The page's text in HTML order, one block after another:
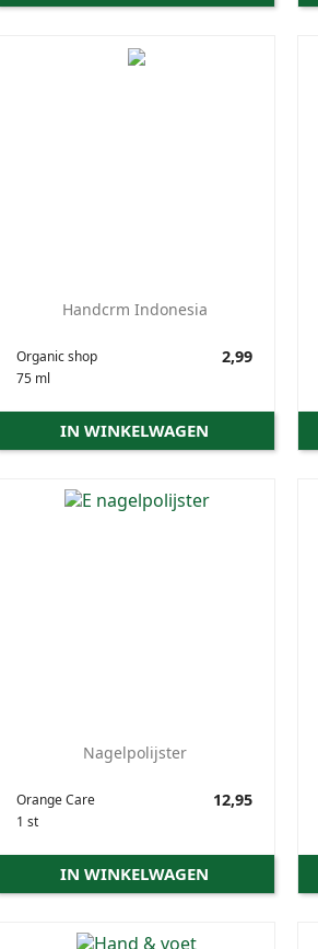
Handcrm Indonesia
Organic shop
75 ml
Prijs2,99
IN WINKELWAGEN
Nagelpolijster
Orange Care
1 st
Prijs
12,95
IN WINKELWAGEN